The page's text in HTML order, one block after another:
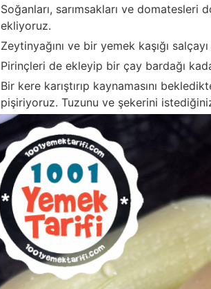
▢
Soğanları, sarımsakları ve domatesleri
ekliyoruz.
▢
Zeytinyağını ve bir yemek kaşığı
▢
Pirinçleri de ekleyip bir çay bardağı
▢
Bir kere karıştırıp kaynamasını
pişiriyoruz. Tuzunu ve şekerini